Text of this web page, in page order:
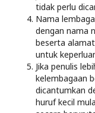
tidak perlu
Nama
dengan nama
beserta
untuk
Jika penulis
kelembagaan
dicantumkan
huruf kecil